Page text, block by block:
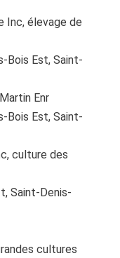
Inc, élevage de
Bois Est, Saint-
Enr
Bois Est, Saint-
culture des
Saint-Denis-
cultures